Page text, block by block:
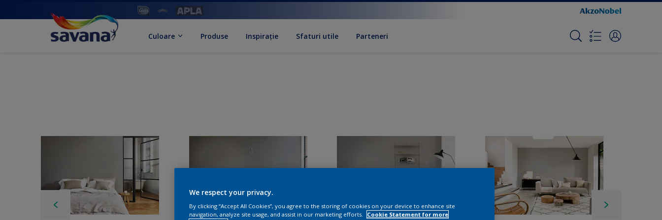
Culoare Produse Inspirație Sfaturi utile Parteneri
We respect your privacy.
By clicking “Accept All Cookies”, you agree to the storing of cookies on your device to enhance site
navigation, analyze site usage, and assist in our marketing efforts.
Cookie Statement for more